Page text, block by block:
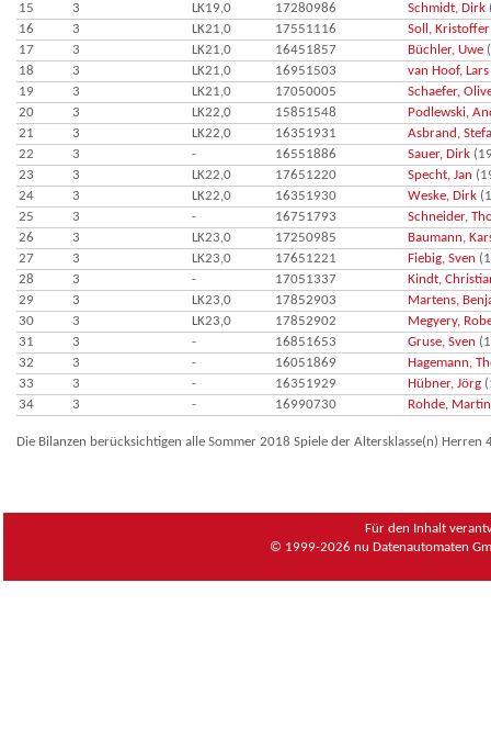
15
3 LK19,0 17280986 Schmidt, Dirk
16
3 LK21,0 17551116 Soll, Kristoffer
17
3 LK21,0 16451857 Büchler, Uwe
18
3 LK21,0 16951503 van Hoof, Lars
19
3 LK21,0 17050005
Schaefer,
20
3 LK22,0 15851548
Podlewski,
21
3 LK22,0 16351931
Asbrand,
22
3 - 16551886 Sauer, Dirk
23
3 LK22,0 17651220 Specht, Jan
24
3 LK22,0 16351930 Weske, Dirk
25
3 - 16751793
Schneider,
26
3 LK23,0 17250985
Baumann,
27
3 LK23,0 17651221 Fiebig, Sven
28
3 - 17051337
Kindt,
29
3 LK23,0 17852903
Martens,
30
3 LK23,0 17852902
Megyery,
31
3 - 16851653 Gruse, Sven
32
3 - 16051869
Hagemann,
33
3 - 16351929 Hübner, Jörg
34
3 - 16990730 Rohde, Martin
Die Bilanzen berücksichtigen alle Sommer 2018 Spiele der Altersklasse(n) Herren
Für den Inhalt
© 1999-2026 nu Datenautomaten